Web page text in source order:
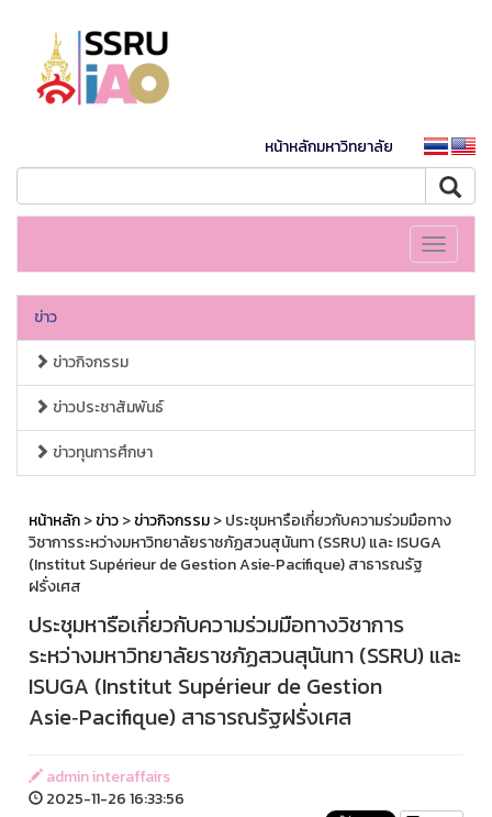
หน้าหลักมหาวิทยาลัย
Toggle
ข่าว
ข่าวกิจกรรม
ข่าวประชาสัมพันธ์
ข่าวทุนการศึกษา
หน้าหลัก>ข่าว>ข่าวกิจกรรม> ประชุมหารือเกี่ยวกับความร่วมมือทาง
วิชาการระหว่างมหาวิทยาลัยราชภัฏสวนสุนันทา (SSRU) และ ISUGA
(Institut Supérieur de Gestion Asie‑Pacifique) สาธารณรัฐ
ฝรั่งเศส
ประชุมหารือเกี่ยวกับความร่วมมือทางวิชาการ
ระหว่างมหาวิทยาลัยราชภัฏสวนสุนันทา (SSRU) และ
ISUGA (Institut Supérieur de Gestion
Asie‑Pacifique) สาธารณรัฐฝรั่งเศส
admin interaffairs
2025-11-26 16:33:56